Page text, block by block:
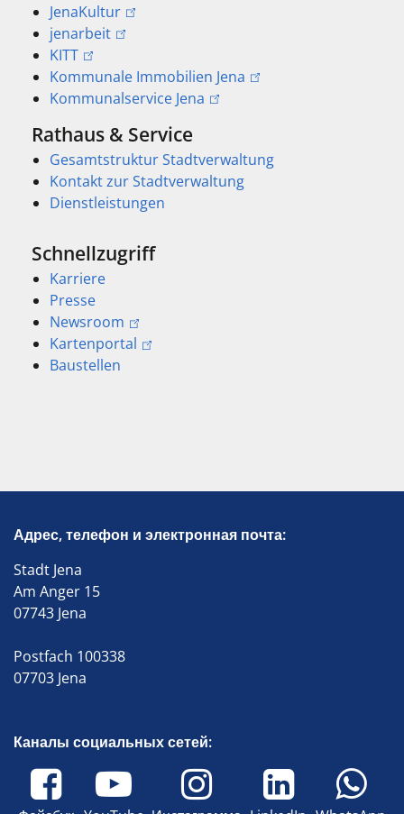
JenaKultur
jenarbeit
KITT
Kommunale Immobilien Jena
Kommunalservice Jena
Rathaus & Service
Gesamtstruktur Stadtverwaltung
Kontakt zur Stadtverwaltung
Dienstleistungen
Schnellzugriff
Karriere
Presse
Newsroom
Kartenportal
Baustellen
Адрес, телефон и электронная почта:
Stadt Jena
Am Anger 15
07743 Jena
Postfach 100338
07703 Jena
Каналы социальных сетей: